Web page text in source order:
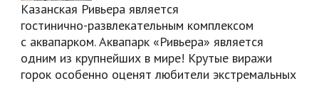
Казанская Ривьера является
гостинично-развлекательным комплексом
с аквапарком. Аквапарк «Ривьера» является
одним из крупнейших в мире! Крутые виражи
горок особенно оценят любители экстремальных